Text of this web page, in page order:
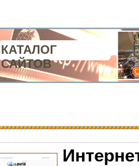
КАТАЛОГ
САЙТОВ